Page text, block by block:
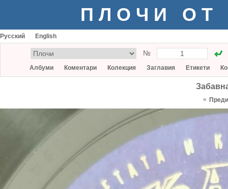
ПЛОЧИ ОТ
Русский English
№
Албуми Коментари Колекция Заглавия Етикети
«